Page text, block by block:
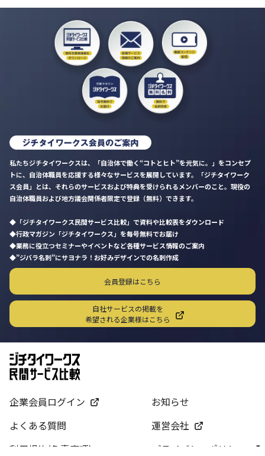
私たちジチタイワークスは、「自治体で働く“コトとヒト”を元気に。」をコンセプ
トに、自治体職員を応援する様々なサービスを展開しています。「ジチタイワーク
ス会員」とは、それらのサービスおよび特典を受けられるメンバーのこと。現役の
自治体職員および地方議会関係者限定で登録（無料）できます。
「ジチタイワークス民間サービス比較」で資料や比較表をダウンロード
行政マガジン「ジチタイワークス」を毎号無料でお届け
業務に役立つセミナーやイベントなど各種サービス情報のご案内
”ジバラ名刺”にサヨナラ！お好みデザインでの名刺作成
会員登録はこちら
自社サービスの掲載を
希望される企業様はこちら
企業会員ログイン
お知らせ
よくある質問
運営会社
利用規約(免責事項)
プライバシーポリシー